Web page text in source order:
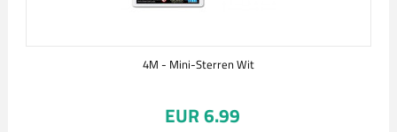
4M - Mini-Sterren Wit
EUR 6.99